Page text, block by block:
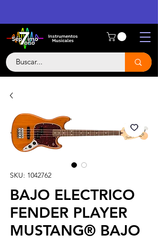
SKU: 1042762
BAJO ELECTRICO
FENDER PLAYER
MUSTANG® BAJO